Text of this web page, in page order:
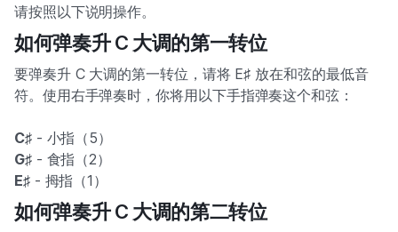
请按照以下说明操作。
如何弹奏升 C 大调的第一转位
要弹奏升 C 大调的第一转位，请将 E♯ 放在和弦的最低音
符。使用右手弹奏时，你将用以下手指弹奏这个和弦：
C♯- 小指（5）
G♯- 食指（2）
E♯- 拇指（1）
如何弹奏升 C 大调的第二转位